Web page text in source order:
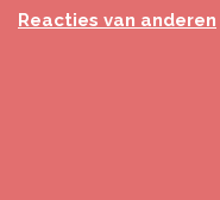
Reacties van anderen